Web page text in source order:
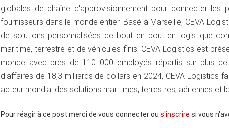
globales de chaîne d'approvisionnement pour connecter les
fournisseurs dans le monde entier. Basé à Marseille, CEVA
de solutions personnalisées de bout en bout en logistique
maritime, terrestre et de véhicules finis. CEVA Logistics est
monde avec près de 110 000 employés répartis sur plus
d'affaires de 18,3 milliards de dollars en 2024, CEVA Logistics
acteur mondial des solutions maritimes, terrestres, aériennes et
Pour réagir à ce post merci de vous connecter ou s'inscrire si vous